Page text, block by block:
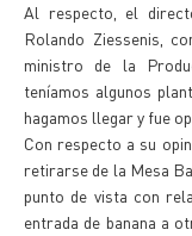
Al respecto, el
Rolando Ziessenis,
ministro de la
teníamos algunos
hagamos llegar y fue
Con respecto a su
retirarse de la Mesa
punto de vista con
entrada de banana a